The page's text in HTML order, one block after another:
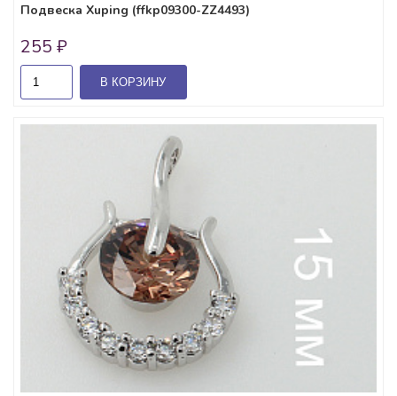
Подвеска Xuping (ffkp09300-ZZ4493)
255 ₽
В КОРЗИНУ